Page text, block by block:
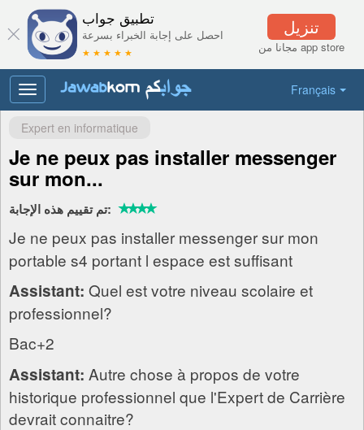
تنزيل
مجانا من app store
تطبيق جواب
احصل على إجابة الخبراء بسرعة
★ ★ ★ ★ ★
Français
Toggle
navigation
Expert en informatique
Je ne peux pas installer messenger
sur mon...
تم تقييم هذه الإجابة:
Je ne peux pas installer messenger sur mon
portable s4 portant l espace est suffisant
Assistant: Quel est votre niveau scolaire et
professionnel?
Bac+2
Assistant: Autre chose à propos de votre
historique professionnel que l'Expert de Carrière
devrait connaitre?